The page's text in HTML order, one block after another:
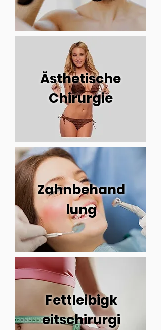
Ästhetische
Chirurgie
Zahnbehand
lung
Fettleibigk
eitschirurgi